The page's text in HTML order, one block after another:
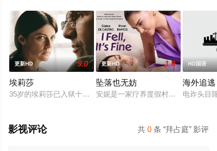
更新HD 9.0
埃莉莎
35岁的埃莉莎已入狱十年，她因杀害姐姐并焚烧尸体被判有罪
更新HD 1.0
坠落也无妨
安妮是一家疗养度假村的老板，向来
HD国语
海外追逃
电诈头目
共0 条 “拜占庭” 影评
影视评论